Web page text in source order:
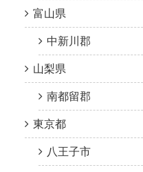
富山県
中新川郡
山梨県
南都留郡
東京都
八王子市